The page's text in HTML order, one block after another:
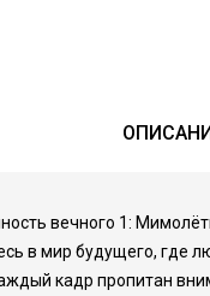
вечного 1:
в мир будущего, где
кадр пропитан